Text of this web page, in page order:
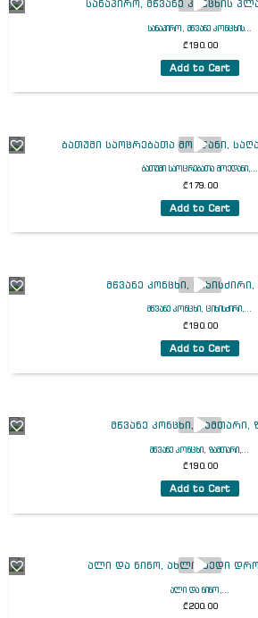
სანაპირო, მწვანე კონცხის...
₾190.00
Add to Cart
ბათუმი საოცრებათა მოედანი,...
₾179.00
Add to Cart
მწვანე კონცხი, ციხისძირი,...
₾190.00
Add to Cart
მწვანე კონცხი, ზამთარი,...
₾190.00
Add to Cart
ალი და ნინო,...
₾200.00